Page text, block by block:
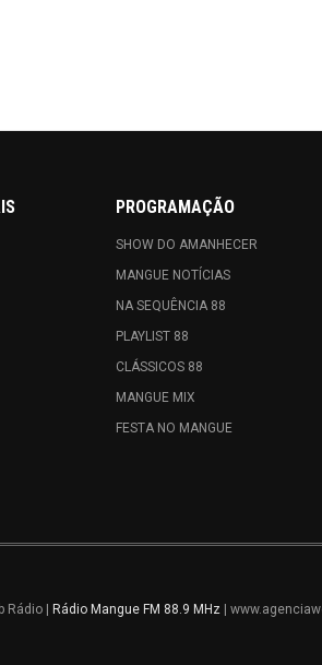
PROGRAMAÇÃO
SHOW DO AMANHECER
MANGUE NOTÍCIAS
NA SEQUÊNCIA 88
PLAYLIST 88
CLÁSSICOS 88
MANGUE MIX
FESTA NO MANGUE
Rádio | Rádio Mangue FM 88.9 MHz |